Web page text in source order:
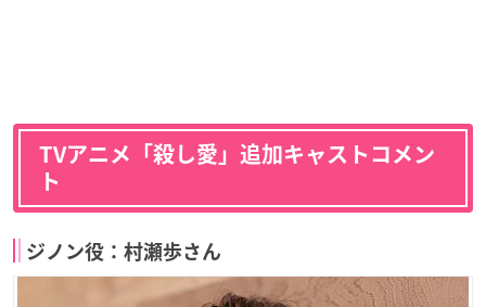
TVアニメ「殺し愛」追加キャストコメン
ト
ジノン役：村瀬歩さん